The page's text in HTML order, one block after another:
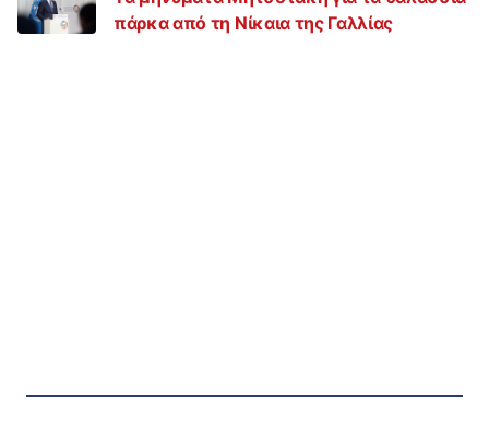
πάρκα από τη Νίκαια της Γαλλίας